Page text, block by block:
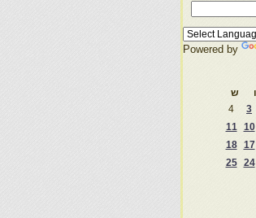
Powered by
ו
ש
3
4
10
11
17
18
24
25